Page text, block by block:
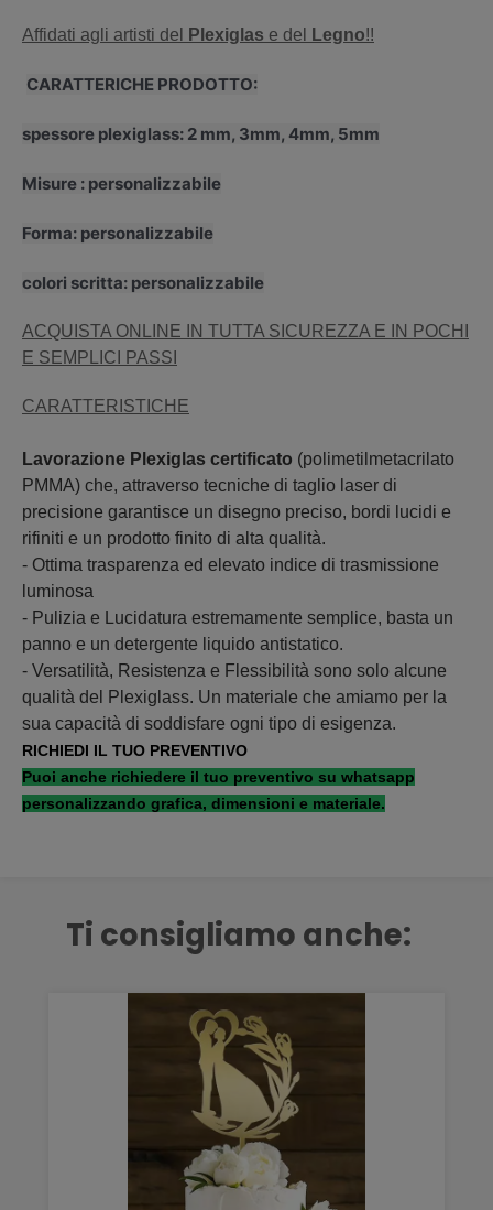
Affidati agli artisti del Plexiglas e del Legno!!
CARATTERICHE PRODOTTO:
spessore plexiglass: 2 mm, 3mm, 4mm, 5mm
Misure : personalizzabile
Forma: personalizzabile
colori scritta: personalizzabile
ACQUISTA ONLINE IN TUTTA SICUREZZA E IN POCHI
E SEMPLICI PASSI
CARATTERISTICHE
Lavorazione Plexiglas certificato (polimetilmetacrilato
PMMA) che, attraverso tecniche di taglio laser di
precisione garantisce un disegno preciso, bordi lucidi e
rifiniti e un prodotto finito di alta qualità.
- Ottima trasparenza ed elevato indice di trasmissione
luminosa
- Pulizia e Lucidatura estremamente semplice, basta un
panno e un detergente liquido antistatico.
- Versatilità, Resistenza e Flessibilità sono solo alcune
qualità del Plexiglass. Un materiale che amiamo per la
sua capacità di soddisfare ogni tipo di esigenza.
RICHIEDI IL TUO PREVENTIVO
Puoi anche richiedere il tuo preventivo su whatsapp
personalizzando grafica, dimensioni e materiale.
Ti consigliamo anche: